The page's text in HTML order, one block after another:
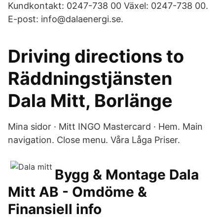
Kundkontakt: 0247-738 00 Växel: 0247-738 00.
E-post: info@dalaenergi.se.
Driving directions to
Räddningstjänsten
Dala Mitt, Borlänge
Mina sidor · Mitt INGO Mastercard · Hem. Main
navigation. Close menu. Våra Låga Priser.
Bygg & Montage Dala
Mitt AB - Omdöme &
Finansiell info